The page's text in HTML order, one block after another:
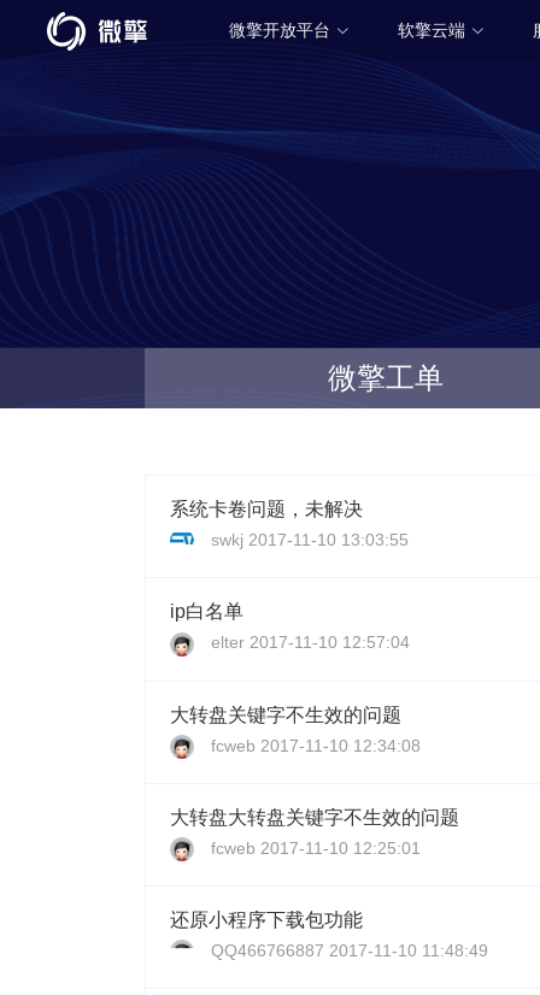
微擎开放平台 软擎云端
微擎工单
系统卡卷问题，未解决
swkj 2017-11-10 13:03:55
ip白名单
elter 2017-11-10 12:57:04
大转盘关键字不生效的问题
fcweb 2017-11-10 12:34:08
大转盘大转盘关键字不生效的问题
fcweb 2017-11-10 12:25:01
还原小程序下载包功能
QQ466766887 2017-11-10 11:48:49